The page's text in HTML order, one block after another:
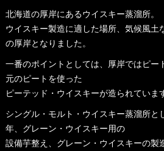
北海道の厚岸にあるウイスキー蒸溜所。
ウイスキー製造に適した場所、気候風土
の厚岸となりました。
一番のポイントとしては、厚岸ではピー
元のピートを使った
ピーテッド・ウイスキーが造られていま
シングル・モルト・ウイスキー蒸溜所と
年、グレーン・ウイスキー用の
設備芋整え、グレーン・ウイスキーの製